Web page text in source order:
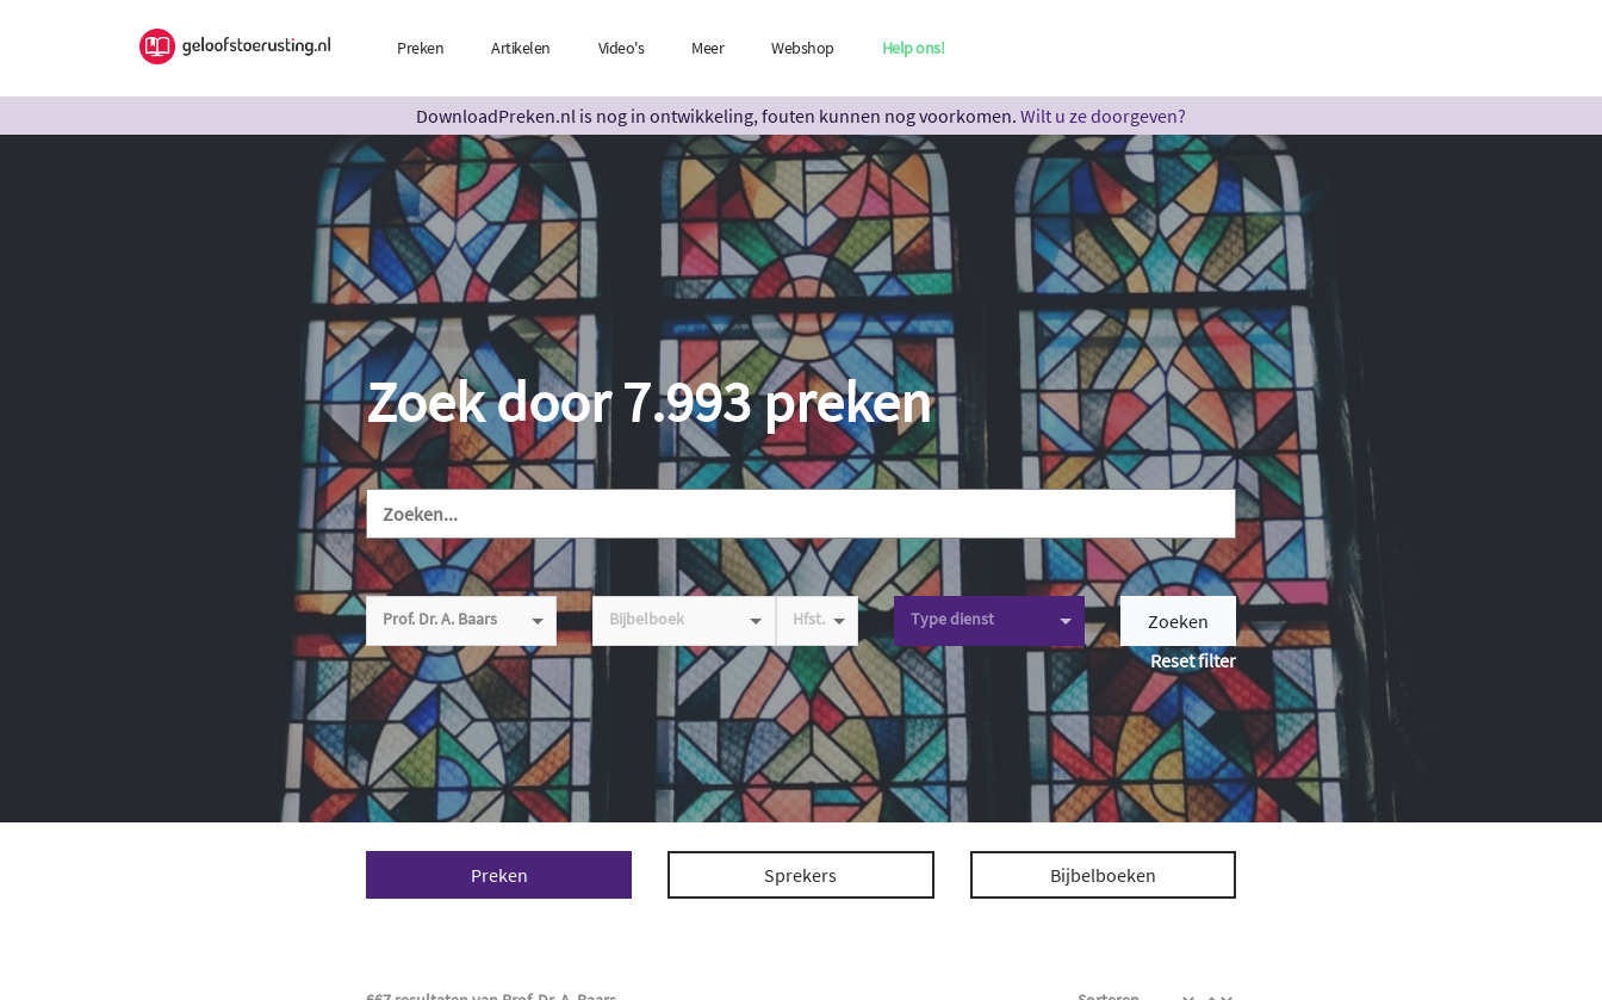
Preken Artikelen Video's Meer Webshop Help ons!
DownloadPreken.nl is nog in ontwikkeling, fouten kunnen nog voorkomen. Wilt u ze doorgeven?
Zoek door 7.993 preken
Prof. Dr. A. Baars Bijbelboek Hfst. Type dienst
Zoeken
Reset filter
Preken Sprekers Bijbelboeken